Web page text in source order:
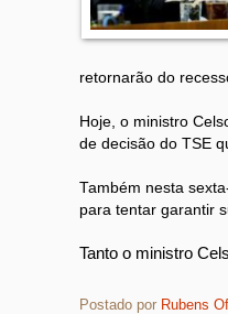
retornarão do
Hoje, o ministro
de decisão do TSE
Também nesta
para tentar garantir
Tanto o ministro
Postado por Rubens